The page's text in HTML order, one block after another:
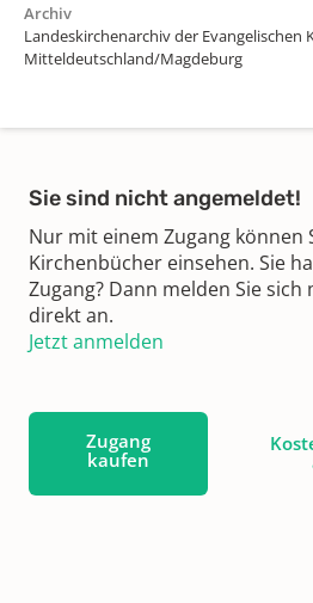
Archiv
Landeskirchenarchiv der Evangelischen
Mitteldeutschland/Magdeburg
Sie sind nicht angemeldet!
Nur mit einem Zugang können
Kirchenbücher einsehen. Sie
Zugang? Dann melden Sie
direkt an.
Jetzt anmelden
Zugang
kaufen